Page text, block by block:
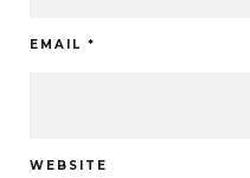
EMAIL *
WEBSITE